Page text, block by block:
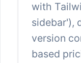
with
sidebar'),
version
based